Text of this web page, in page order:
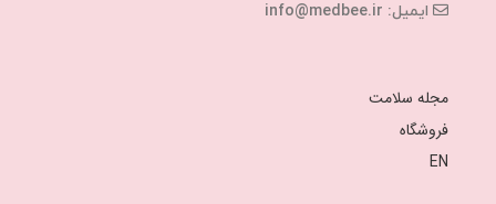
ایمیل: info@medbee.ir
مجله سلامت
فروشگاه
EN